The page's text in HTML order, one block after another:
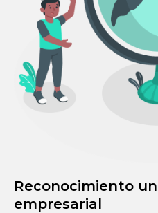
Reconocimiento
empresarial